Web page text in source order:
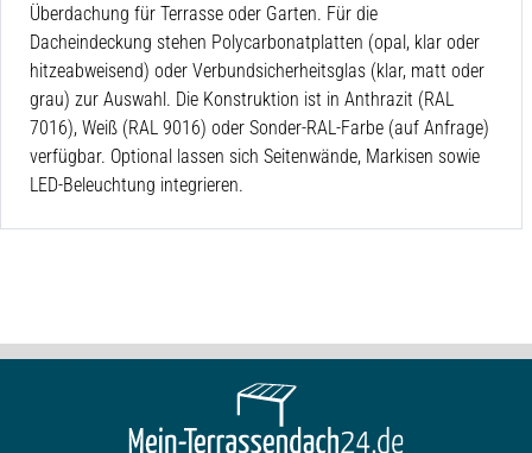
Überdachung für Terrasse oder Garten. Für die
Dacheindeckung stehen Polycarbonatplatten (opal, klar oder
hitzeabweisend) oder Verbundsicherheitsglas (klar, matt oder
grau) zur Auswahl. Die Konstruktion ist in Anthrazit (RAL
7016), Weiß (RAL 9016) oder Sonder-RAL-Farbe (auf Anfrage)
verfügbar. Optional lassen sich Seitenwände, Markisen sowie
LED-Beleuchtung integrieren.